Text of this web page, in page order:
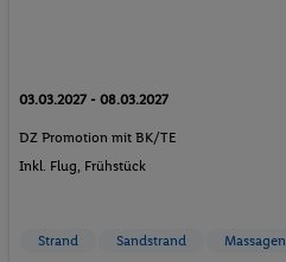
03.03.2027 - 08.03.2027
DZ Promotion mit BK/TE
Inkl. Flug, Frühstück
Strand Sandstrand Massagen